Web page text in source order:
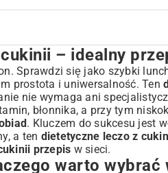
przepis na zdrowy obiad
wybrać wersję z cukinią?
na talerzu
kuchni
co będzie potrzebne?
smaku
podkreślą aromat
przepis dla każdego
– idealny
Sprawdzi się jako szybki
prostota i uniwersalność. Ten
nie wymaga ani
błonnika, a przy tym
. Kluczem do sukcesu jest
a ten dietetyczne leczo z
przepis w sieci.
warto wybrać